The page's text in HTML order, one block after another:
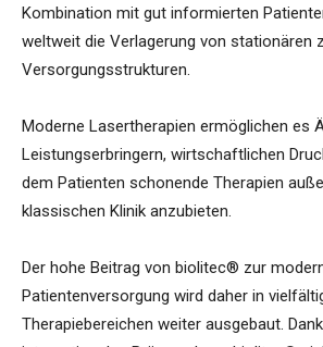
Kombination mit gut informierten
weltweit die Verlagerung von stationären
Versorgungsstrukturen.
Moderne Lasertherapien ermöglichen es
Leistungserbringern, wirtschaftlichen
dem Patienten schonende Therapien
klassischen Klinik anzubieten.
Der hohe Beitrag von biolitec® zur
Patientenversorgung wird daher in
Therapiebereichen weiter ausgebaut.